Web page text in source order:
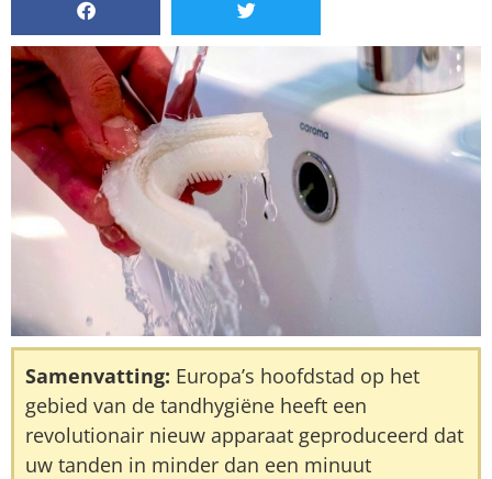
Samenvatting: Europa’s hoofdstad op het
gebied van de tandhygiëne heeft een
revolutionair nieuw apparaat geproduceerd dat
uw tanden in minder dan een minuut